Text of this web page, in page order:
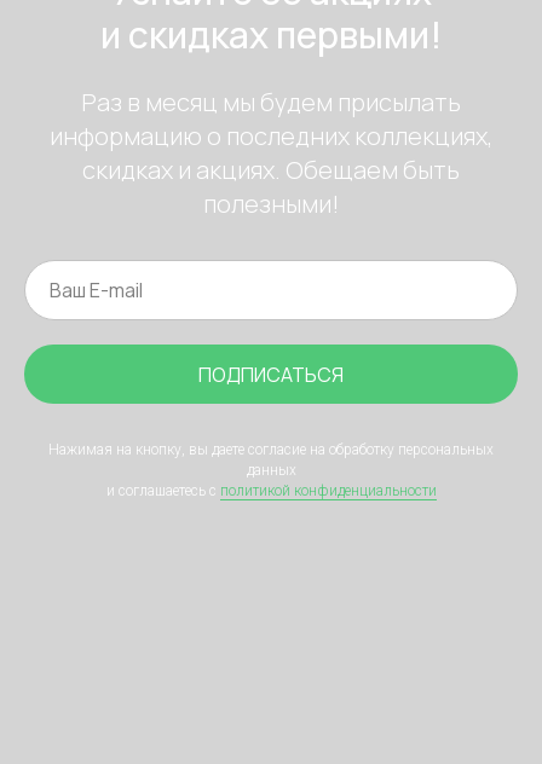
и скидках первыми!
Раз в месяц мы будем присылать
информацию о последних коллекциях,
скидках и акциях. Обещаем быть
полезными!
ПОДПИСАТЬСЯ
Нажимая на кнопку, вы даете согласие на обработку персональных
данных
и соглашаетесь c политикой конфиденциальности